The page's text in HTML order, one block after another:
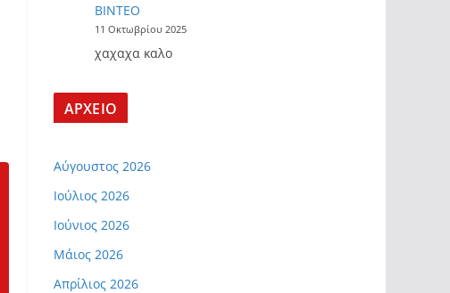
ΒΙΝΤΕΟ
11 Οκτωβρίου 2025
χαχαχα καλο
ΑΡΧΕΙΟ
Αύγουστος 2026
Ιούλιος 2026
Ιούνιος 2026
Μάιος 2026
Απρίλιος 2026